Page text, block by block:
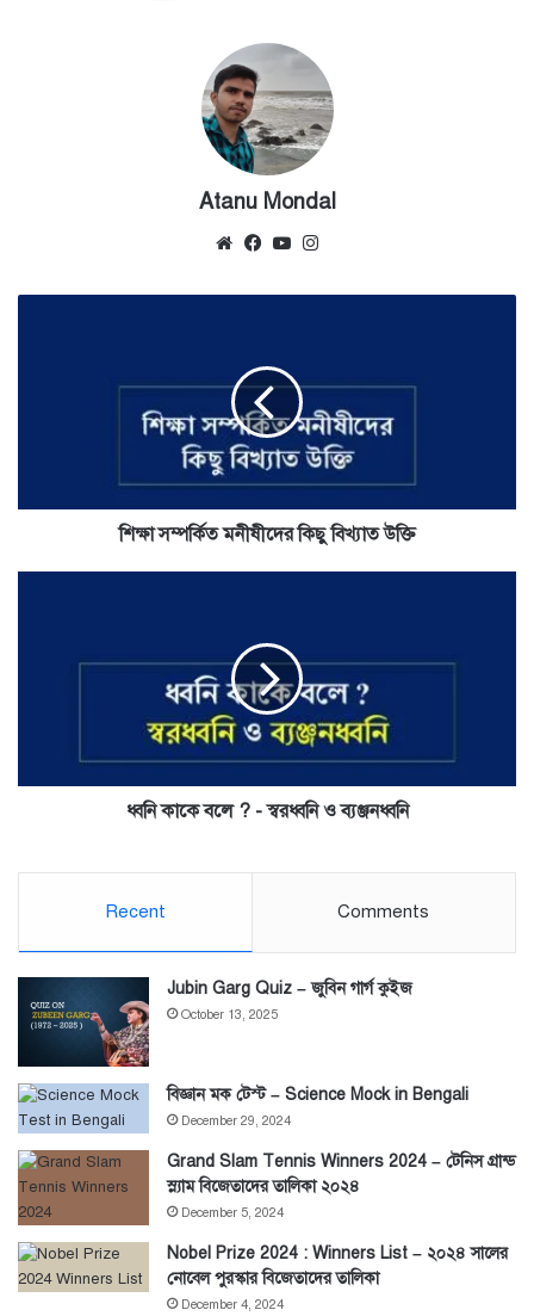
Atanu Mondal
WebsiteFacebook
YouTube
শিক্ষা সম্পর্কিত মনীষীদের কিছু বিখ্যাত উক্তি
ধ্বনি কাকে বলে ? - স্বরধ্বনি ও ব্যঞ্জনধ্বনি
Recent Comments
Jubin Garg Quiz – জুবিন গার্গ কুইজ
October 13, 2025
বিজ্ঞান মক টেস্ট – Science Mock in Bengali
December 29, 2024
Grand Slam Tennis Winners 2024 – টেনিস গ্রান্ড
স্ল্যাম বিজেতাদের তালিকা ২০২৪
December 5, 2024
Nobel Prize 2024 : Winners List – ২০২৪ সালের
নোবেল পুরস্কার বিজেতাদের তালিকা
December 4, 2024